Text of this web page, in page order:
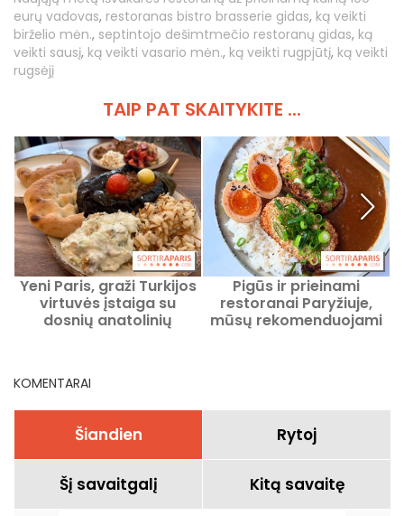
eurų vadovas, restoranas bistro brasserie gidas, ką veikti
birželio mėn., septintojo dešimtmečio restoranų gidas, ką
veikti sausį, ką veikti vasario mėn., ką veikti rugpjūtį, ką veikti
rugsėjį
TAIP PAT SKAITYKITE ...
Yeni Paris, graži Turkijos
virtuvės įstaiga su
dosnių anatolinių
Pigūs ir prieinami
restoranai Paryžiuje,
mūsų rekomenduojami
KOMENTARAI
Šiandien Rytoj
Šį savaitgalį Kitą savaitę